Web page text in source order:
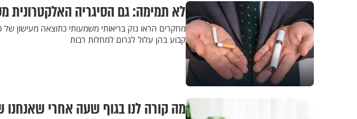
לא תמימה: גם הסיגריה האלקטרונית
מחקרים הראו נזק בריאותי משמעותי כתוצאה מעישון של
קבוע בהן עלול לגרום למחלות רבות
מה קורה לנו בגוף שעה אחרי שאנחנו